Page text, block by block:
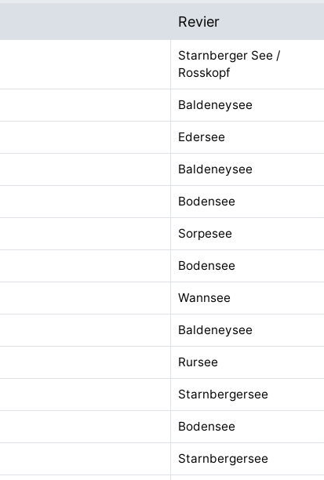
Revier
Starnberger See /
Rosskopf
Baldeneysee
Edersee
Baldeneysee
Bodensee
Sorpesee
Bodensee
Wannsee
Baldeneysee
Rursee
Starnbergersee
Bodensee
Starnbergersee